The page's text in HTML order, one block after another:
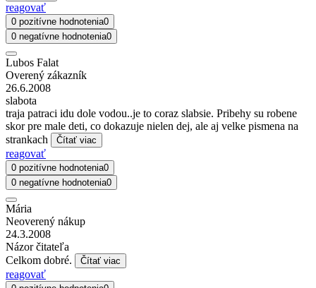
reagovať
0 pozitívne hodnotenia0
0 negatívne hodnotenia0
Lubos Falat
Overený zákazník
26.6.2008
slabota
traja patraci idu dole vodou..je to coraz slabsie. Pribehy su robene
skor pre male deti, co dokazuje nielen dej, ale aj velke pismena na
strankach
Čítať viac
reagovať
0 pozitívne hodnotenia0
0 negatívne hodnotenia0
Mária
Neoverený nákup
24.3.2008
Názor čitateľa
Celkom dobré.
Čítať viac
reagovať